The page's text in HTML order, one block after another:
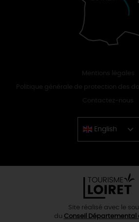
Mentions légales
Politique générale de protection des
Contactez-nous
English
Chinese
Site réalisé avec le
du Conseil Départemental